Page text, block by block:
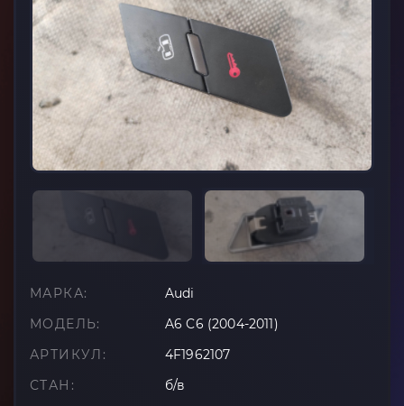
МАРКА:
Audi
МОДЕЛЬ:
A6 C6 (2004-2011)
АРТИКУЛ:
4F1962107
СТАН:
б/в